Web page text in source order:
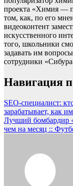
проекта «Химия —
том, как, по его
видеоконтент
искусственного
того, школьники
задавать им
сотрудники
Навигация
SEO-специалист:
зарабатывает, как
Лучший бомбардир
чем на месяц ::